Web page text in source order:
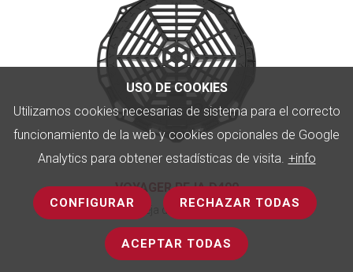
USO DE COOKIES
Utilizamos cookies necesarias de sistema para el correcto
funcionamiento de la web y cookies opcionales de Google
Analytics para obtener estadísticas de visita. +info
CONFIGURAR RECHAZAR TODAS
ACEPTAR TODAS
VOYAGER REJA D400
Reja de calzada